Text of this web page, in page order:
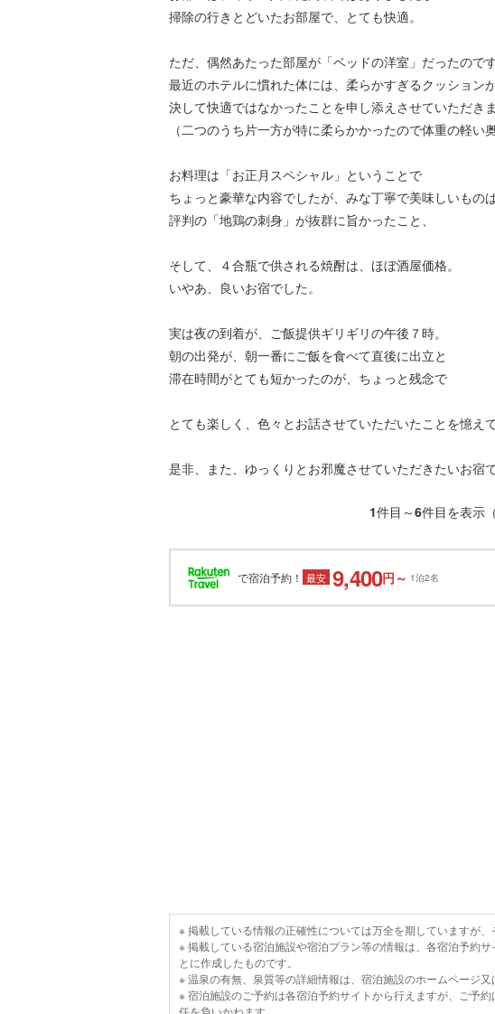
掃除の行きとどいたお部屋で、とても快適。
ただ、偶然あたった部屋が「ベッドの洋室」だったので
最近のホテルに慣れた体には、柔らかすぎるクッション
決して快適ではなかったことを申し添えさせていただきま
（二つのうち片一方が特に柔らかかったので体重の軽い
お料理は「お正月スペシャル」ということで
ちょっと豪華な内容でしたが、みな丁寧で美味しいものば
評判の「地鶏の刺身」が抜群に旨かったこと、
そして、４合瓶で供される焼酎は、ほぼ酒屋価格。
いやあ、良いお宿でした。
実は夜の到着が、ご飯提供ギリギリの午後７時。
朝の出発が、朝一番にご飯を食べて直後に出立と
滞在時間がとても短かったのが、ちょっと残念で
とても楽しく、色々とお話させていただいたことを憶えて
是非、また、ゆっくりとお邪魔させていただきたいお宿で
1件目～6件目を表示
で宿泊予約！ 最安 9,400円～ 1泊2名
※ 掲載している情報の正確性については万全を期していますが
※ 掲載している宿泊施設や宿泊プラン等の情報は、各宿泊予約
とに作成したものです。
※ 温泉の有無、泉質等の詳細情報は、宿泊施設のホームページ
※ 宿泊施設のご予約は各宿泊予約サイトから行えますが、ご予
任を負いかねます。